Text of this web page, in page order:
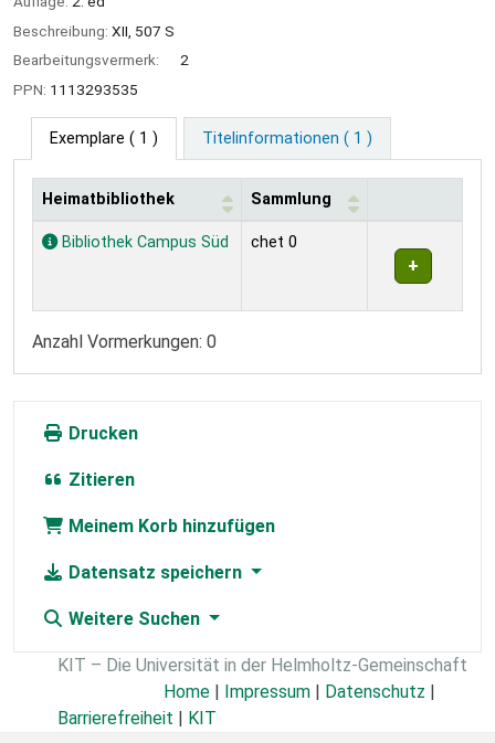
Beschreibung: XII, 507 S
Bearbeitungsvermerk:
2
PPN: 1113293535
Exemplare ( 1 ) Titelinformationen ( 1 )
Exemplare
Heimatbibliothek Sammlung
Bibliothek Campus Süd chet 0
Anzahl Vormerkungen: 0
Drucken
Zitieren
Meinem Korb hinzufügen
Datensatz speichern
Weitere Suchen
KIT – Die Universität in der Helmholtz-Gemeinschaft
Home | Impressum | Datenschutz |
Barrierefreiheit | KIT